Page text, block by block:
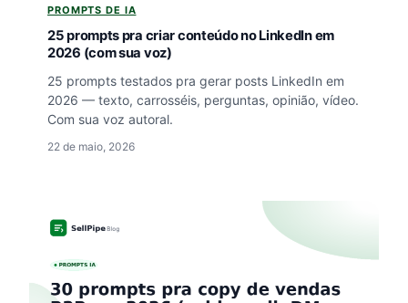
PROMPTS DE IA
25 prompts pra criar conteúdo no LinkedIn em
2026 (com sua voz)
25 prompts testados pra gerar posts LinkedIn em
2026 — texto, carrosséis, perguntas, opinião, vídeo.
Com sua voz autoral.
22 de maio, 2026